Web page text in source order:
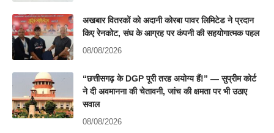
अखबार वितरकों को अदानी कोरबा पावर लिमिटेड ने प्रदान
किए रेनकोट, संघ के आग्रह पर कंपनी की सहयोगात्मक पहल
08/08/2026
“छत्तीसगढ़ के DGP पूरी तरह अयोग्य हैं!” — सुप्रीम कोर्ट
ने दी अवमानना की चेतावनी, जांच की क्षमता पर भी उठाए
सवाल
08/08/2026